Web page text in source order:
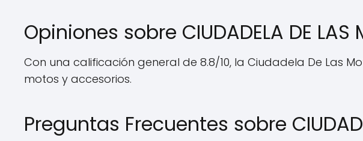
Opiniones sobre CIUDADELA DE LAS
Con una calificación general de 8.8/10, la Ciudadela De Las
motos y accesorios.
Preguntas Frecuentes sobre